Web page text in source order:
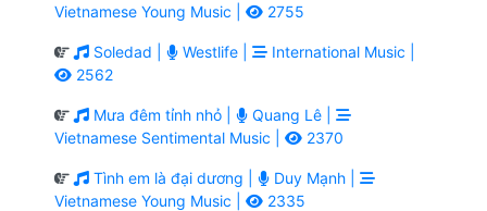
Vietnamese Young Music |
2755
Soledad | Westlife |
International Music |
2562
Mưa đêm tỉnh nhỏ |
Quang Lê |
Vietnamese Sentimental Music |
2370
Tình em là đại dương |
Duy Mạnh |
Vietnamese Young Music |
2335